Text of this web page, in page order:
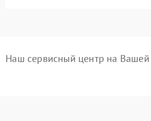
Наш сервисный центр на Вашей